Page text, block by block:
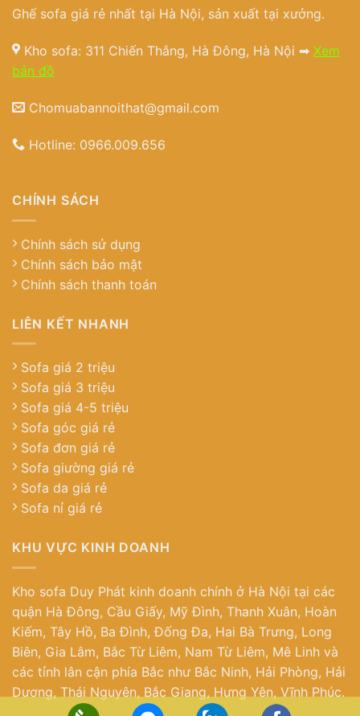
Ghế sofa giá rẻ nhất tại Hà Nội, sản xuất tại xưởng.
Kho sofa: 311 Chiến Thắng, Hà Đông, Hà Nội ➡ Xem
bản đồ
Chomuabannoithat@gmail.com
Hotline: 0966.009.656
CHÍNH SÁCH
Chính sách sử dụng
Chính sách bảo mật
Chính sách thanh toán
LIÊN KẾT NHANH
Sofa giá 2 triệu
Sofa giá 3 triệu
Sofa giá 4-5 triệu
Sofa góc giá rẻ
Sofa đơn giá rẻ
Sofa giường giá rẻ
Sofa da giá rẻ
Sofa nỉ giá rẻ
KHU VỰC KINH DOANH
Kho sofa Duy Phát kinh doanh chính ở Hà Nội tại các
quận Hà Đông, Cầu Giấy, Mỹ Đình, Thanh Xuân, Hoàn
Kiếm, Tây Hồ, Ba Đình, Đống Đa, Hai Bà Trưng, Long
Biên, Gia Lâm, Bắc Từ Liêm, Nam Từ Liêm, Mê Linh và
các tỉnh lân cận phía Bắc như Bắc Ninh, Hải Phòng, Hải
Dương, Thái Nguyên, Bắc Giang, Hưng Yên, Vĩnh Phúc.